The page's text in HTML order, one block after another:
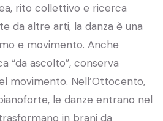
rito collettivo e ricerca
da altre arti, la danza è una
e movimento. Anche
“da ascolto”, conserva
movimento. Nell’Ottocento,
le danze entrano nel
in brani da